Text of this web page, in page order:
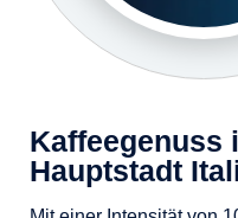
Kaffeegenuss
Hauptstadt